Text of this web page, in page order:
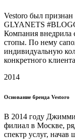
Vestoro был признан
GLYANETS
Компания внедрила
стопы. По нему
индивидуальную
конкретного
2014
Основание бренда Vestoro
В 2014 году Джимми
филиал в Москве,
спектр услуг,